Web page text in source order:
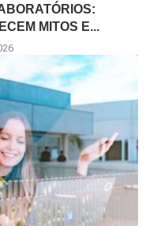
MITOS E...